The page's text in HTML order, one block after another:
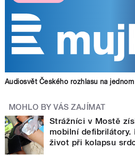
Audiosvět Českého rozhlasu na
MOHLO BY VÁS ZAJÍMAT
Strážníci v Mostě
mobilní defibrilátory.
život při kolapsu